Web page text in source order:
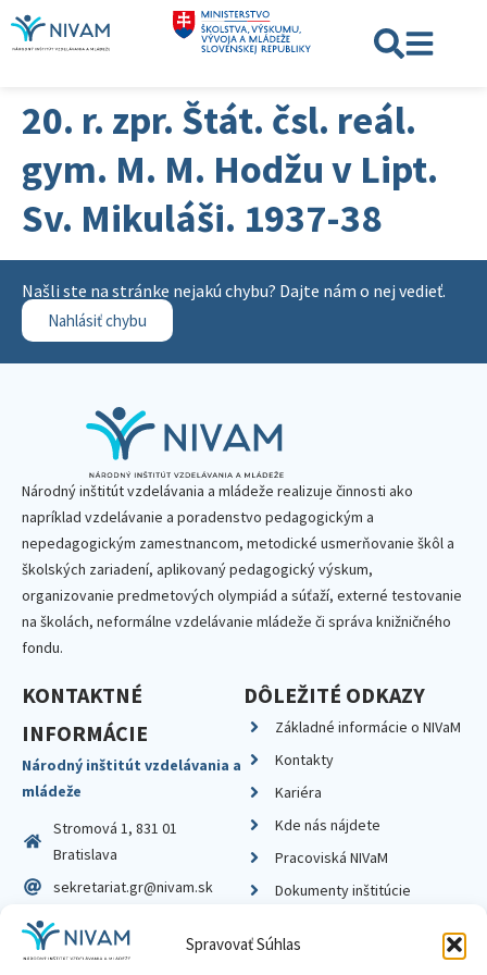
Spravovať Súhlas
20. r. zpr. Štát. čsl. reál.
gym. M. M. Hodžu v Lipt.
Sv. Mikuláši. 1937-38
Našli ste na stránke nejakú chybu? Dajte nám o nej vedieť.
Nahlásiť chybu
Národný inštitút vzdelávania a mládeže realizuje činnosti ako
napríklad vzdelávanie a poradenstvo pedagogickým a
nepedagogickým zamestnancom, metodické usmerňovanie škôl a
školských zariadení, aplikovaný pedagogický výskum,
organizovanie predmetových olympiád a súťaží, externé testovanie
na školách, neformálne vzdelávanie mládeže či správa knižničného
fondu.
KONTAKTNÉ
INFORMÁCIE
Národný inštitút vzdelávania a
mládeže
Stromová 1, 831 01
Bratislava
sekretariat.gr@nivam.sk
IČO: 00164348
DIČ: 2020798714
DÔLEŽITÉ ODKAZY
Základné informácie o NIVaM
Kontakty
Kariéra
Kde nás nájdete
Pracoviská NIVaM
Dokumenty inštitúcie